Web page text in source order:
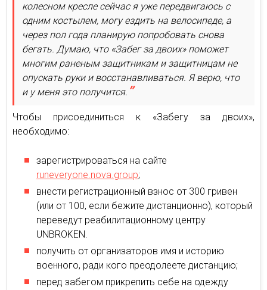
колесном кресле сейчас я уже передвигаюсь с
одним костылем, могу ездить на велосипеде, а
через пол года планирую попробовать снова
бегать. Думаю, что «Забег за двоих» поможет
многим раненым защитникам и защитницам не
опускать руки и восстанавливаться. Я верю, что
и у меня это получится.
Чтобы присоединиться к «Забегу за двоих»,
необходимо:
зарегистрироваться на сайте
runeveryone.nova.group;
внести регистрационный взнос от 300 гривен
(или от 100, если бежите дистанционно), который
переведут реабилитационному центру
UNBROKEN.
получить от организаторов имя и историю
военного, ради кого преодолеете дистанцию;
перед забегом прикрепить себе на одежду